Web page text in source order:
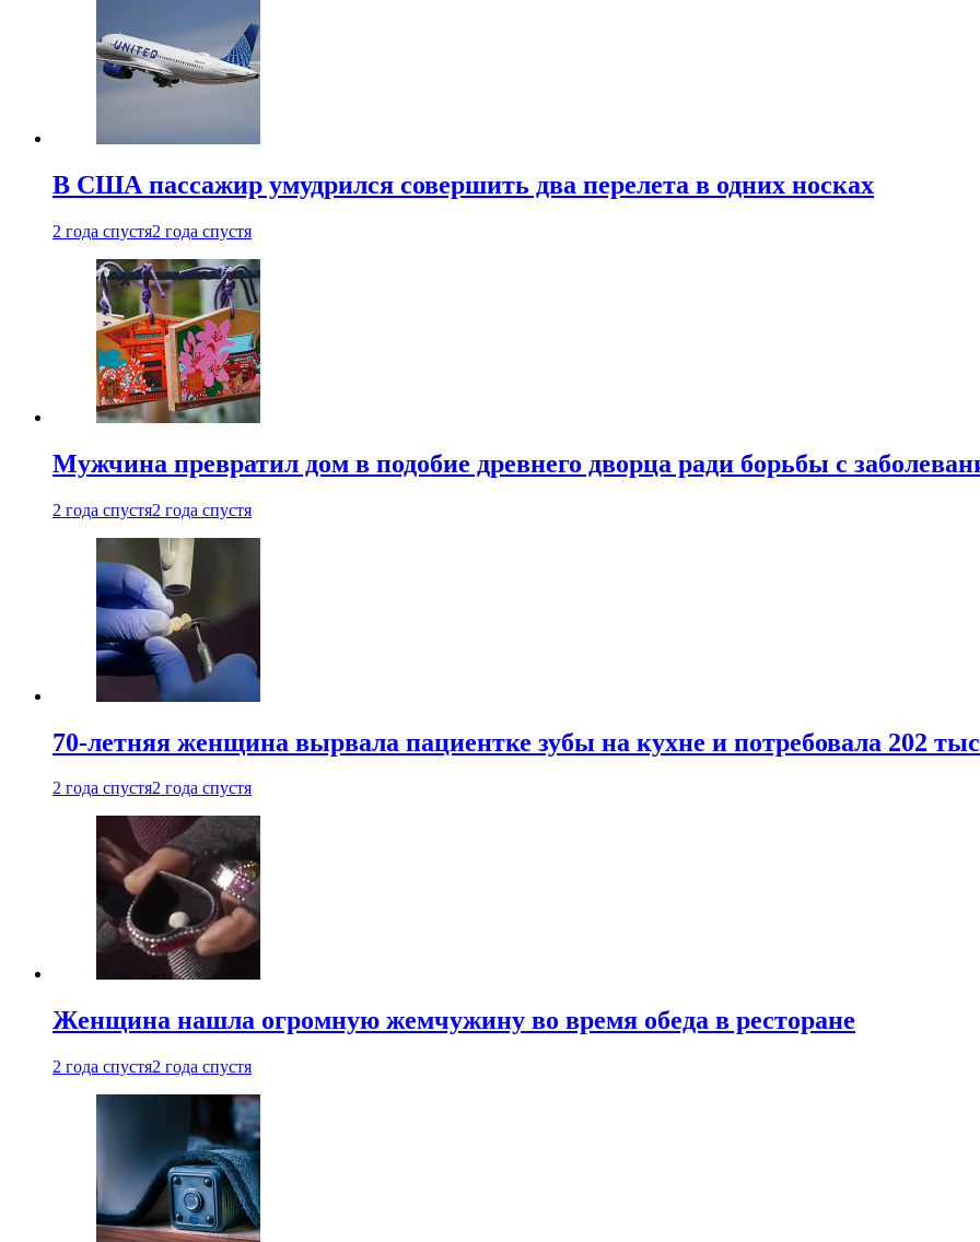
В США пассажир умудрился совершить два перелета в одних носках
2 года спустя2 года спустя
Мужчина превратил дом в подобие древнего дворца ради борьбы с
2 года спустя2 года спустя
70-летняя женщина вырвала пациентке зубы на кухне и потребовала 202
2 года спустя2 года спустя
Женщина нашла огромную жемчужину во время обеда в ресторане
2 года спустя2 года спустя